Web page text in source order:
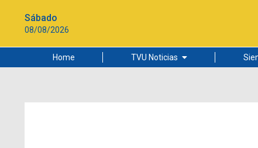
Sábado
08/08/2026
Home TVU Noticias
Ciudad